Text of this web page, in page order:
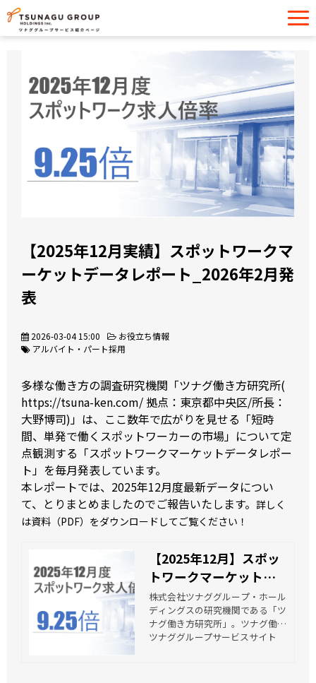
導入事例
イベント・セミナー
お役立ち情報
お問い合わせ
【2025年12月実績】スポットワークマ
ーケットデータレポート_2026年2月発
表
2026-03-04 15:00
お役立ち情報
アルバイト・パート採用
多様な働き方の調査研究機関「ツナグ働き方研究所(
https://tsuna-ken.com/ 拠点：東京都中央区/所長：
大野博司)」は、ここ数年で広がりを見せる「短時
間、単発で働くスポットワーカーの市場」について定
点観測する「スポットワークマーケットデータレポー
ト」を毎月発表しています。
本レポートでは、2025年12月度最新データについ
て、とりまとめましたのでご報告いたします。 詳しく
は資料（PDF）をダウンロードしてご覧ください！
【2025年12月】スポッ
トワークマーケットデ
ータレポート 資料ダ
ウンロード | ツナグ働き
方研究所
株式会社ツナググループ・ホール
ディングスの研究機関である「ツ
ナグ働き方研究所」。ツナグ働き
方研究所は、多様な働き方の実現
ツナググループサービスサイト